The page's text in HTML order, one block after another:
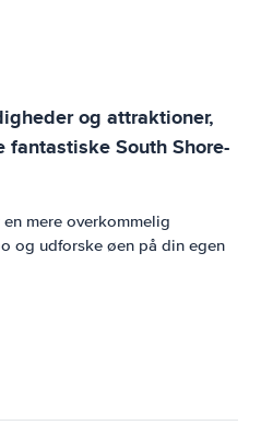
og attraktioner,
South Shore-
mere overkommelig
og udforske øen på din egen